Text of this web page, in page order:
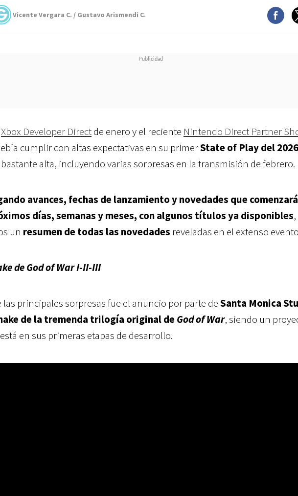
Vicente Vergara C. / Gustavo Arismendi C.
Xbox Developer Directde enero y el reciente Nintendo Direct Partner
cumplir con altas expectativas en su primerState of Play del 2026
bastante alta, incluyendo varias sorpresas en la transmisión de febrero.
avances, fechas de lanzamiento y novedades que
días, semanas y meses, con algunos títulos ya disponibles
un resumen de todas las novedades reveladas en el extenso
de God of War I-II-III
las principales sorpresas fue el anuncio por parte deSanta Monica
de la tremenda trilogía original deGod of War, siendo un
en sus primeras etapas de desarrollo.